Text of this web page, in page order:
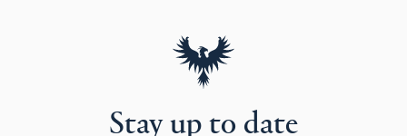
Stay up to date